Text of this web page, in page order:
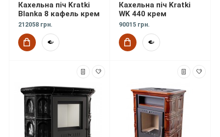
Кахельна піч Kratki
Blanka 8 кафель крем
212058 грн.
Кахельна піч Kratki
WK 440 крем
90015 грн.